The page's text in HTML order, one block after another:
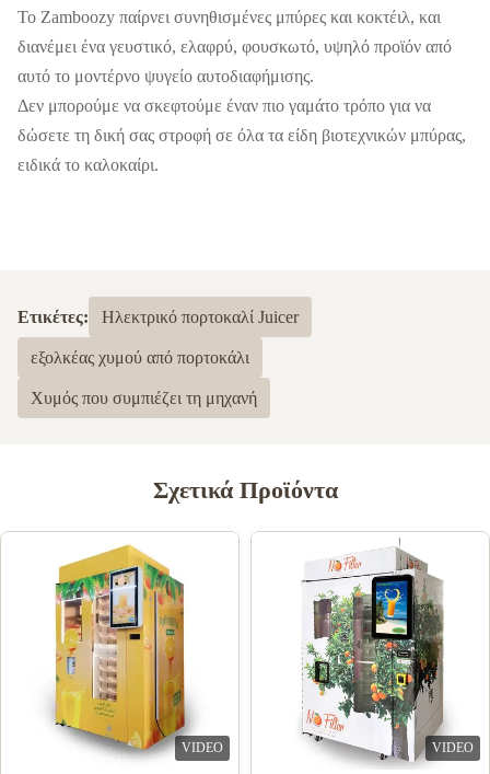
Το Zamboozy παίρνει συνηθισμένες μπύρες και κοκτέιλ, και
διανέμει ένα γευστικό, ελαφρύ, φουσκωτό, υψηλό προϊόν από
αυτό το μοντέρνο ψυγείο αυτοδιαφήμισης.
Δεν μπορούμε να σκεφτούμε έναν πιο γαμάτο τρόπο για να
δώσετε τη δική σας στροφή σε όλα τα είδη βιοτεχνικών μπύρας,
ειδικά το καλοκαίρι.
Ετικέτες: Ηλεκτρικό πορτοκαλί Juicer
εξολκέας χυμού από πορτοκάλι
Χυμός που συμπιέζει τη μηχανή
Σχετικά Προϊόντα
VIDEO VIDEO